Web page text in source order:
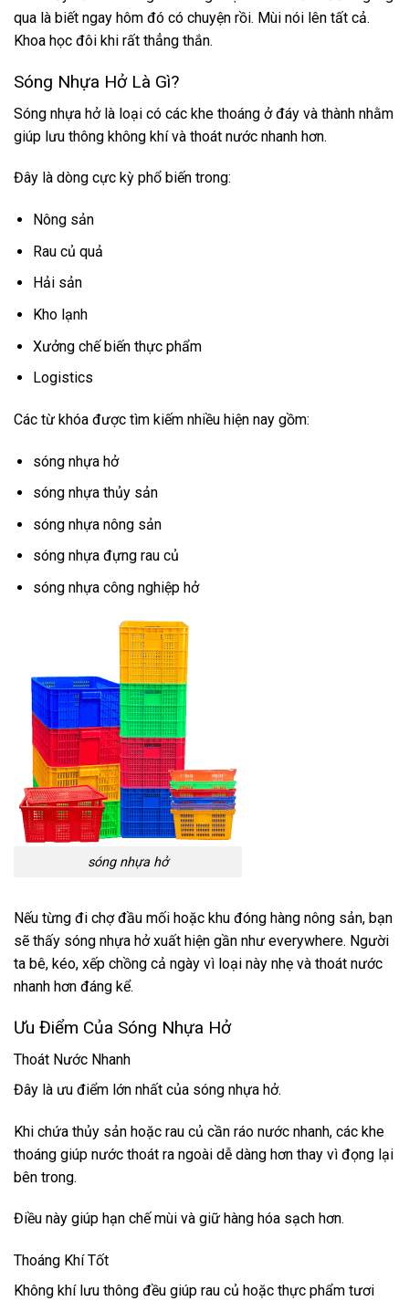
qua là biết ngay hôm đó có chuyện rồi. Mùi nói lên tất cả.
Khoa học đôi khi rất thẳng thắn.
Sóng Nhựa Hở Là Gì?
Sóng nhựa hở là loại có các khe thoáng ở đáy và thành nhằm
giúp lưu thông không khí và thoát nước nhanh hơn.
Đây là dòng cực kỳ phổ biến trong:
Nông sản
Rau củ quả
Hải sản
Kho lạnh
Xưởng chế biến thực phẩm
Logistics
Các từ khóa được tìm kiếm nhiều hiện nay gồm:
sóng nhựa hở
sóng nhựa thủy sản
sóng nhựa nông sản
sóng nhựa đựng rau củ
sóng nhựa công nghiệp hở
sóng nhựa hở
Nếu từng đi chợ đầu mối hoặc khu đóng hàng nông sản, bạn
sẽ thấy sóng nhựa hở xuất hiện gần như everywhere. Người
ta bê, kéo, xếp chồng cả ngày vì loại này nhẹ và thoát nước
nhanh hơn đáng kể.
Ưu Điểm Của Sóng Nhựa Hở
Thoát Nước Nhanh
Đây là ưu điểm lớn nhất của sóng nhựa hở.
Khi chứa thủy sản hoặc rau củ cần ráo nước nhanh, các khe
thoáng giúp nước thoát ra ngoài dễ dàng hơn thay vì đọng lại
bên trong.
Điều này giúp hạn chế mùi và giữ hàng hóa sạch hơn.
Thoáng Khí Tốt
Không khí lưu thông đều giúp rau củ hoặc thực phẩm tươi